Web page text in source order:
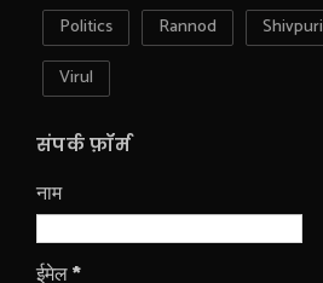
Politics
Rannod Shivpuri
Virul
संपर्क फ़ॉर्म
नाम
ईमेल*